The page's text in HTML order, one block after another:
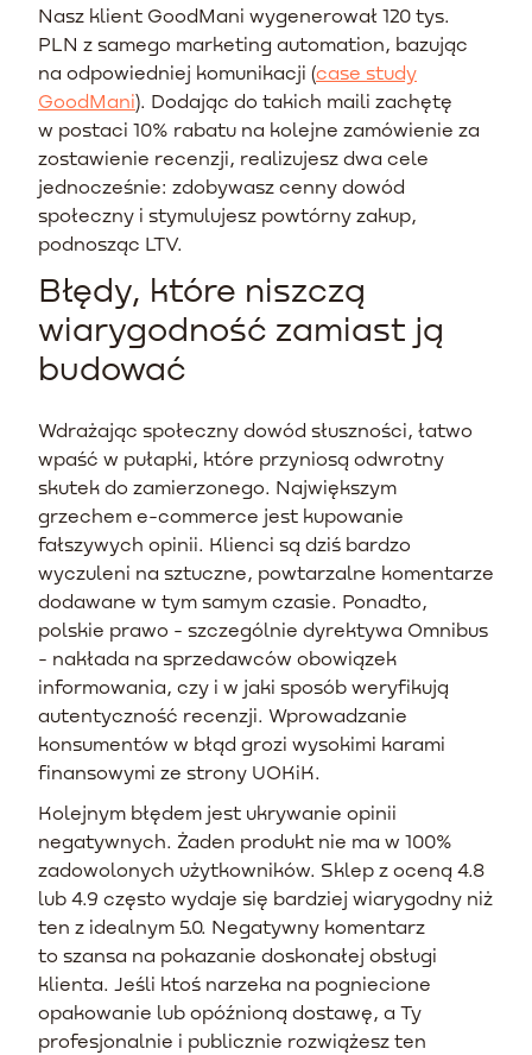
Nasz klient GoodMani wygenerował 120 tys.
PLN z samego marketing automation, bazując
na odpowiedniej komunikacji (case study
GoodMani). Dodając do takich maili zachętę
w postaci 10% rabatu na kolejne zamówienie za
zostawienie recenzji, realizujesz dwa cele
jednocześnie: zdobywasz cenny dowód
społeczny i stymulujesz powtórny zakup,
podnosząc LTV.
Błędy, które niszczą
wiarygodność zamiast ją
budować
Wdrażając społeczny dowód słuszności, łatwo
wpaść w pułapki, które przyniosą odwrotny
skutek do zamierzonego. Największym
grzechem e-commerce jest kupowanie
fałszywych opinii. Klienci są dziś bardzo
wyczuleni na sztuczne, powtarzalne komentarze
dodawane w tym samym czasie. Ponadto,
polskie prawo - szczególnie dyrektywa Omnibus
- nakłada na sprzedawców obowiązek
informowania, czy i w jaki sposób weryfikują
autentyczność recenzji. Wprowadzanie
konsumentów w błąd grozi wysokimi karami
finansowymi ze strony UOKiK.
Kolejnym błędem jest ukrywanie opinii
negatywnych. Żaden produkt nie ma w 100%
zadowolonych użytkowników. Sklep z oceną 4.8
lub 4.9 często wydaje się bardziej wiarygodny niż
ten z idealnym 5.0. Negatywny komentarz
to szansa na pokazanie doskonałej obsługi
klienta. Jeśli ktoś narzeka na pogniecione
opakowanie lub opóźnioną dostawę, a Ty
profesjonalnie i publicznie rozwiążesz ten